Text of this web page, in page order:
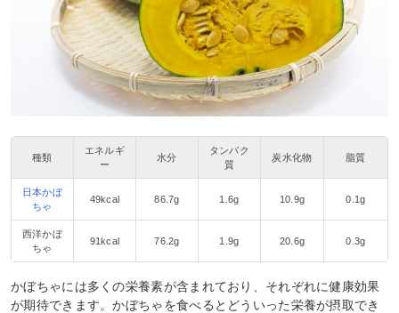
種類
エネルギ
ー
水分
タンパク
質
炭水化物 脂質
日本かぼ
ちゃ
49kcal 86.7g 1.6g 10.9g 0.1g
西洋かぼ
ちゃ
91kcal 76.2g 1.9g 20.6g 0.3g
かぼちゃには多くの栄養素が含まれており、それぞれに健康効果
が期待できます。かぼちゃを食べるとどういった栄養が摂取でき